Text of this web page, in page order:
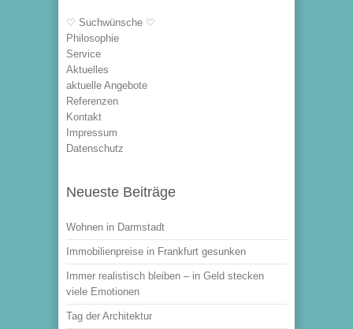
♡ Suchwünsche ♡
Philosophie
Service
Aktuelles
aktuelle Angebote
Referenzen
Kontakt
Impressum
Datenschutz
Neueste Beiträge
Wohnen in Darmstadt
Immobilienpreise in Frankfurt gesunken
Immer realistisch bleiben – in Geld stecken
viele Emotionen
Tag der Architektur